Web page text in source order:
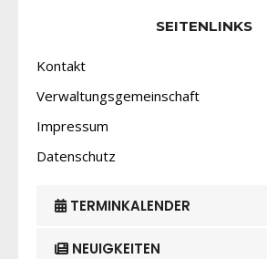
SEITENLINKS
Kontakt
Verwaltungsgemeinschaft
Impressum
Datenschutz
TERMINKALENDER
NEUIGKEITEN